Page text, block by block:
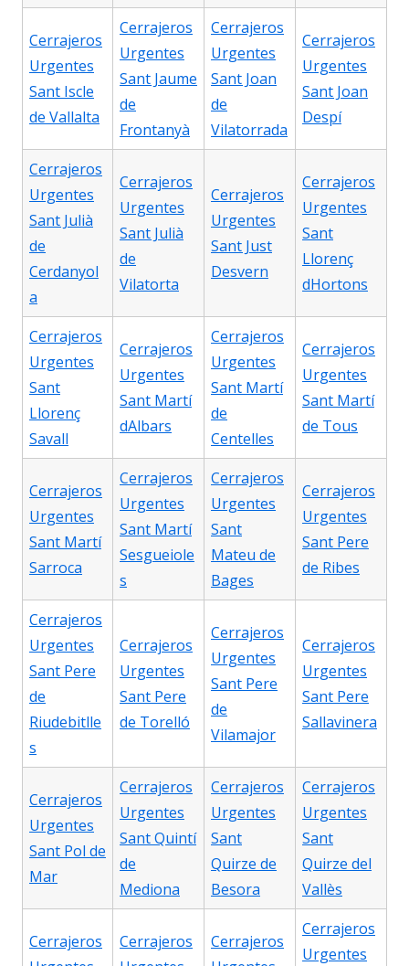
Cerrajeros
Urgentes
Sant Iscle
de Vallalta
Cerrajeros
Urgentes
Sant Jaume
de
Frontanyà
Cerrajeros
Urgentes
Sant Joan
de
Vilatorrada
Cerrajeros
Urgentes
Sant Joan
Despí
Cerrajeros
Urgentes
Sant Julià
de
Cerdanyol
a
Cerrajeros
Urgentes
Sant Julià
de
Vilatorta
Cerrajeros
Urgentes
Sant Just
Desvern
Cerrajeros
Urgentes
Sant
Llorenç
dHortons
Cerrajeros
Urgentes
Sant
Llorenç
Savall
Cerrajeros
Urgentes
Sant Martí
dAlbars
Cerrajeros
Urgentes
Sant Martí
de
Centelles
Cerrajeros
Urgentes
Sant Martí
de Tous
Cerrajeros
Urgentes
Sant Martí
Sarroca
Cerrajeros
Urgentes
Sant Martí
Sesgueiole
s
Cerrajeros
Urgentes
Sant
Mateu de
Bages
Cerrajeros
Urgentes
Sant Pere
de Ribes
Cerrajeros
Urgentes
Sant Pere
de
Riudebitlle
s
Cerrajeros
Urgentes
Sant Pere
de Torelló
Cerrajeros
Urgentes
Sant Pere
de
Vilamajor
Cerrajeros
Urgentes
Sant Pere
Sallavinera
Cerrajeros
Urgentes
Sant Pol de
Mar
Cerrajeros
Urgentes
Sant Quintí
de
Mediona
Cerrajeros
Urgentes
Sant
Quirze de
Besora
Cerrajeros
Urgentes
Sant
Quirze del
Vallès
Cerrajeros
Cerrajeros
Cerrajeros
Cerrajeros
Urgentes